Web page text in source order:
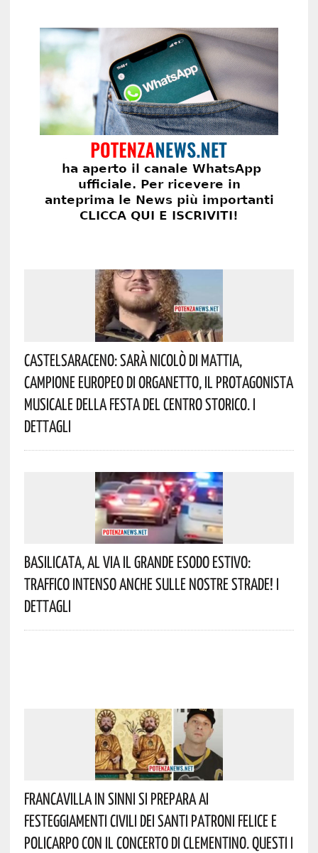
Castelsaraceno: Sarà Nicolò Di Mattia,
Campione Europeo Di Organetto, Il Protagonista
Musicale Della Festa Del Centro Storico. I
Dettagli
Basilicata, Al Via Il Grande Esodo Estivo:
Traffico Intenso Anche Sulle Nostre Strade! I
Dettagli
Francavilla In Sinni Si Prepara Ai
Festeggiamenti Civili Dei Santi Patroni Felice E
Policarpo Con Il Concerto Di Clementino. Questi I